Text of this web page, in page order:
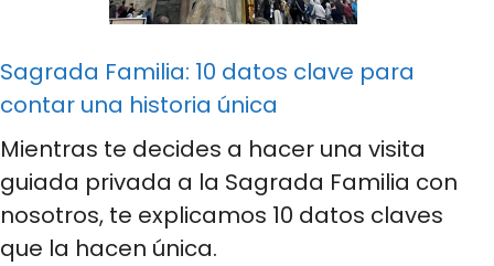
Sagrada Familia: 10 datos clave para
contar una historia única
Mientras te decides a hacer una visita
guiada privada a la Sagrada Familia con
nosotros, te explicamos 10 datos claves
que la hacen única.